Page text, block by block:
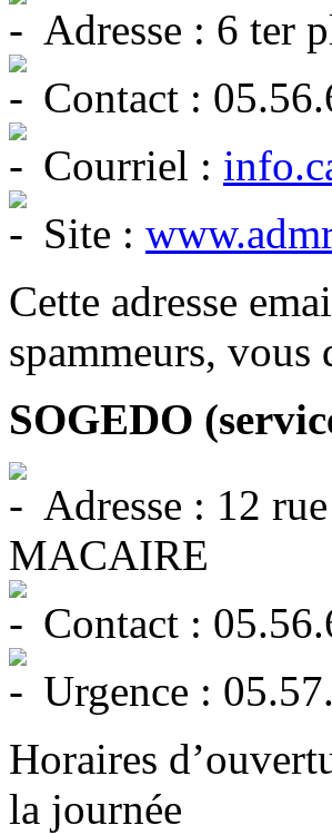
Adresse : 6 ter
Contact :
Courriel :
Site :
Cette adresse
spammeurs,
SOGEDO
Adresse : 12
MACAIRE
Contact :
Urgence :
Horaires
la journée